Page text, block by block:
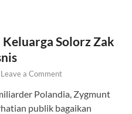
Solorz Zak
Leave a Comment
Polandia, Zygmunt
publik bagaikan